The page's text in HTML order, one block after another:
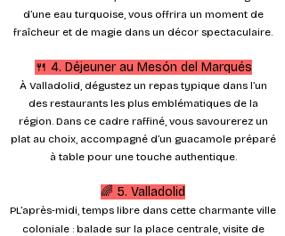
d’une eau turquoise, vous offrira un moment de
fraîcheur et de magie dans un décor spectaculaire.
🍴 4. Déjeuner au Mesón del Marqués
À Valladolid, dégustez un repas typique dans l’un
des restaurants les plus emblématiques de la
région. Dans ce cadre raffiné, vous savourerez un
plat au choix, accompagné d’un guacamole préparé
à table pour une touche authentique.
🌈 5. Valladolid
PL’après-midi, temps libre dans cette charmante ville
coloniale : balade sur la place centrale, visite de